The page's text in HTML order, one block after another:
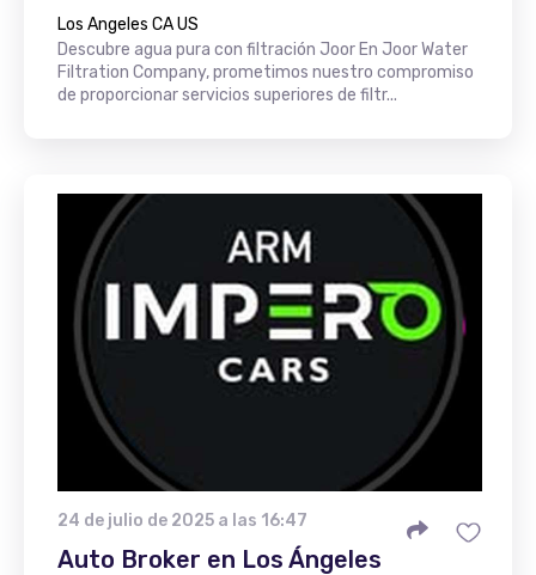
Los Angeles CA US
Descubre agua pura con filtración Joor En Joor Water
Filtration Company, prometimos nuestro compromiso
de proporcionar servicios superiores de filtr...
24 de julio de 2025 a las 16:47
Auto Broker en Los Ángeles